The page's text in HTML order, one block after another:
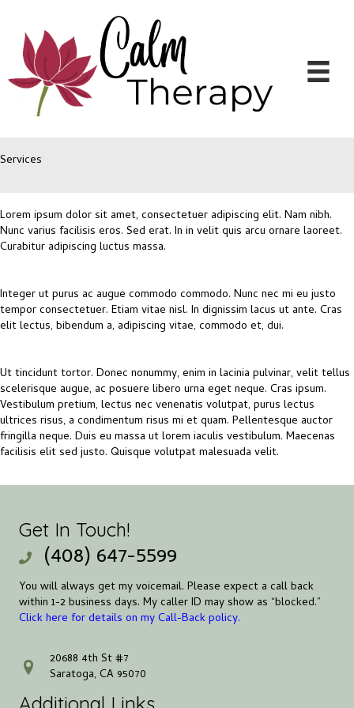
Services
Lorem ipsum dolor sit amet, consectetuer adipiscing elit. Nam nibh.
Nunc varius facilisis eros. Sed erat. In in velit quis arcu ornare laoreet.
Curabitur adipiscing luctus massa.
Integer ut purus ac augue commodo commodo. Nunc nec mi eu justo
tempor consectetuer. Etiam vitae nisl. In dignissim lacus ut ante. Cras
elit lectus, bibendum a, adipiscing vitae, commodo et, dui.
Ut tincidunt tortor. Donec nonummy, enim in lacinia pulvinar, velit tellus
scelerisque augue, ac posuere libero urna eget neque. Cras ipsum.
Vestibulum pretium, lectus nec venenatis volutpat, purus lectus
ultrices risus, a condimentum risus mi et quam. Pellentesque auctor
fringilla neque. Duis eu massa ut lorem iaculis vestibulum. Maecenas
facilisis elit sed justo. Quisque volutpat malesuada velit.
Get In Touch!
(408) 647-5599
You will always get my voicemail. Please expect a call back
within 1-2 business days. My caller ID may show as “blocked.”
Click here for details on my Call-Back policy.
address20688 4th St #7
Saratoga, CA 95070